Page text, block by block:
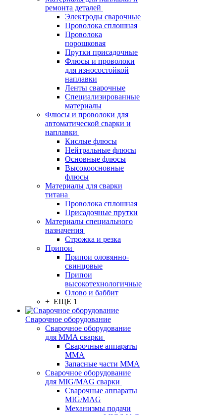
ремонта деталей
Электроды сварочные
Проволока сплошная
Проволока
порошковая
Прутки присадочные
Флюсы и проволоки
для износостойкой
наплавки
Ленты сварочные
Специализированные
материалы
Флюсы и проволоки для
автоматической сварки и
наплавки
Кислые флюсы
Нейтральные флюсы
Основные флюсы
Высокоосновные
флюсы
Материалы для сварки
титана
Проволока сплошная
Присадочные прутки
Материалы специального
назначения
Строжка и резка
Припои
Припои оловянно-
свинцовые
Припои
высокотехнологичные
Олово и баббит
+ ЕЩЕ 1
Сварочное оборудование
Сварочное оборудование
для MMA сварки
Сварочные аппараты
MMA
Запасные части MMA
Сварочное оборудование
для MIG/MAG сварки
Сварочные аппараты
MIG/MAG
Механизмы подачи